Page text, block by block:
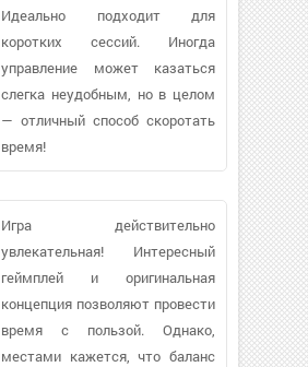
Идеально подходит для
коротких сессий. Иногда
управление может казаться
слегка неудобным, но в целом
— отличный способ скоротать
время!
Игра действительно
увлекательная! Интересный
геймплей и оригинальная
концепция позволяют провести
время с пользой. Однако,
местами кажется, что баланс